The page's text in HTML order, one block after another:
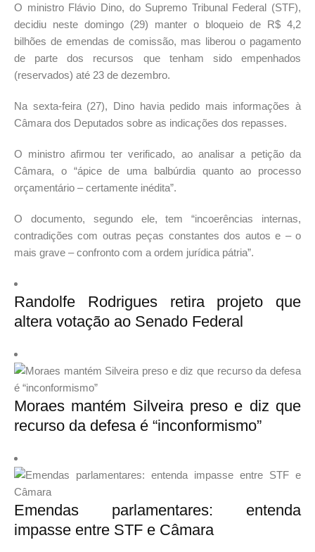
O ministro Flávio Dino, do Supremo Tribunal Federal (STF),
decidiu neste domingo (29) manter o bloqueio de R$ 4,2
bilhões de emendas de comissão, mas liberou o pagamento
de parte dos recursos que tenham sido empenhados
(reservados) até 23 de dezembro.
Na sexta-feira (27), Dino havia pedido mais informações à
Câmara dos Deputados sobre as indicações dos repasses.
O ministro afirmou ter verificado, ao analisar a petição da
Câmara, o “ápice de uma balbúrdia quanto ao processo
orçamentário – certamente inédita”.
O documento, segundo ele, tem “incoerências internas,
contradições com outras peças constantes dos autos e – o
mais grave – confronto com a ordem jurídica pátria”.
Randolfe Rodrigues retira projeto que
altera votação ao Senado Federal
Moraes mantém Silveira preso e diz que
recurso da defesa é “inconformismo”
Emendas parlamentares: entenda
impasse entre STF e Câmara